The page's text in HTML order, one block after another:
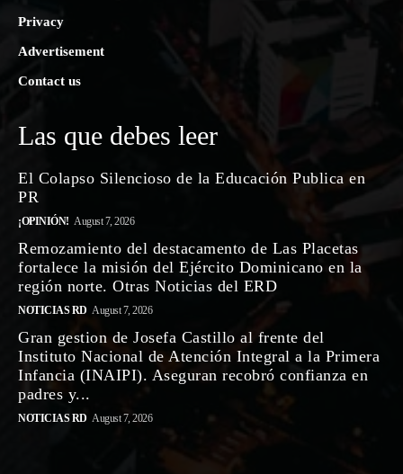
Privacy
Advertisement
Contact us
Las que debes leer
El Colapso Silencioso de la Educación Publica en
PR
¡OPINIÓN! August 7, 2026
Remozamiento del destacamento de Las Placetas
fortalece la misión del Ejército Dominicano en la
región norte. Otras Noticias del ERD
NOTICIAS RD August 7, 2026
Gran gestion de Josefa Castillo al frente del
Instituto Nacional de Atención Integral a la Primera
Infancia (INAIPI). Aseguran recobró confianza en
padres y...
NOTICIAS RD August 7, 2026